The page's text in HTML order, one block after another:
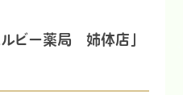
ルビー薬局 姉体店」